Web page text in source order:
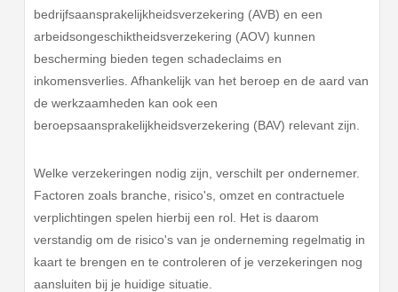
bedrijfsaansprakelijkheidsverzekering (AVB) en een
arbeidsongeschiktheidsverzekering (AOV) kunnen
bescherming bieden tegen schadeclaims en
inkomensverlies. Afhankelijk van het beroep en de aard van
de werkzaamheden kan ook een
beroepsaansprakelijkheidsverzekering (BAV) relevant zijn.
Welke verzekeringen nodig zijn, verschilt per ondernemer.
Factoren zoals branche, risico's, omzet en contractuele
verplichtingen spelen hierbij een rol. Het is daarom
verstandig om de risico's van je onderneming regelmatig in
kaart te brengen en te controleren of je verzekeringen nog
aansluiten bij je huidige situatie.